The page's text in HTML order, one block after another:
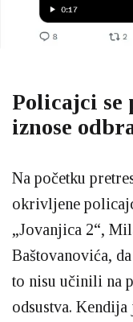
Policajci se
iznose
Na početku
okrivljene
„Jovanjica 2“,
Baštovanovića,
to nisu učinili na
odsustva.